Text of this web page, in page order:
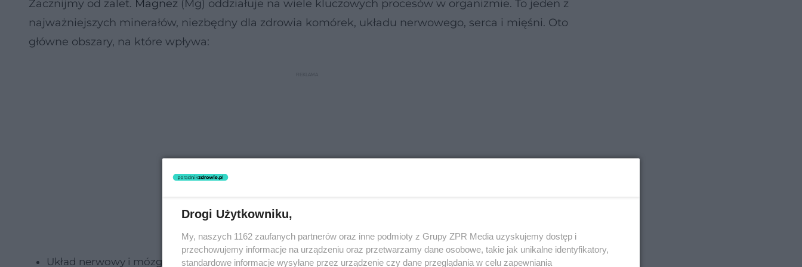
Zacznijmy od zalet. Magnez (Mg) oddziałuje na wiele kluczowych procesów w organizmie. To jeden z
najważniejszych minerałów, niezbędny dla zdrowia komórek, układu nerwowego, serca i mięśni. Oto
główne obszary, na które wpływa:
Układ nerwowy i mózg - reguluje przekaźnictwo nerwowe i przewodnictwo impulsów, pomaga w
Drogi Użytkowniku,
My, naszych 1162 zaufanych partnerów oraz inne podmioty z Grupy ZPR Media uzyskujemy dostęp i
przechowujemy informacje na urządzeniu oraz przetwarzamy dane osobowe, takie jak unikalne identyfikatory,
standardowe informacje wysyłane przez urządzenie czy dane przeglądania w celu zapewniania